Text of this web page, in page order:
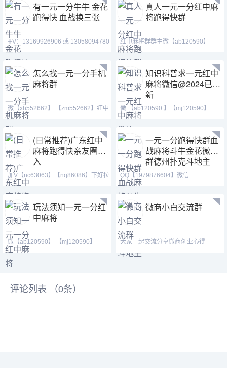
有一元一分牛牛 金花
跑得快 血战换三张
➕V：13169926906 或 13058094780
QQ:3122617673 玩
真人一元一分红中麻
将跑得快群
红中麻将群群主微【ab120590】
【mj120590】【tj525555
怎么找一元一分手机
麻将群
微【xh552662】 【zm552662】红中
麻将 跑得快 全天24
知识科普求一元红中
麻将微信@2024已更
新
微 【ab120590 】【mj120590】
【tj525555】等风也等你
(日常推荐)广东红中
麻将跑得快亲友圈加
入
加V【nc63063】【nq86086】下好拉
你进麻将,血战群。红
一元一分跑得快群血
战麻将斗牛金花微信
群德州扑克斗地主
QQ【1979876604】微信
【187207459】 跑得快群亲友圈、
玩法须知一元一分红
中麻将
微【ab120590】 【mj120590】
【tj525555】（广东一元一
微商小白交流群
大家一起交流分享微商创业心得
评论列表 （0条）